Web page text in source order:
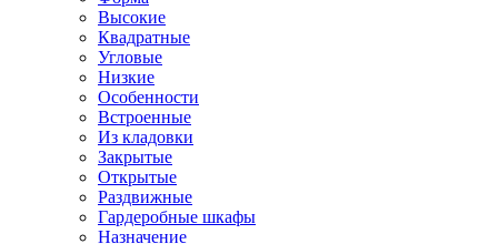
Высокие
Квадратные
Угловые
Низкие
Особенности
Встроенные
Из кладовки
Закрытые
Открытые
Раздвижные
Гардеробные шкафы
Назначение